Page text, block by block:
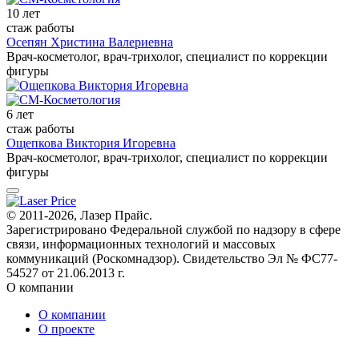
10 лет
стаж работы
Осепян Христина Валериевна
Врач-косметолог, врач-трихолог, специалист по коррекции
фигуры
6 лет
стаж работы
Ощепкова Виктория Игоревна
Врач-косметолог, врач-трихолог, специалист по коррекции
фигуры
© 2011-2026, Лазер Прайс.
Зарегистрировано Федеральной службой по надзору в сфере
связи, информационных технологий и массовых
коммуникаций (Роскомнадзор). Свидетельство Эл № ФС77-
54527 от 21.06.2013 г.
О компании
О компании
О проекте